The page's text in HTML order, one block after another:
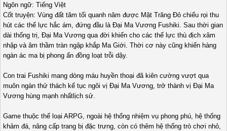
Ngôn ngữ: Tiếng Việt
Cốt truyện: Vùng đất tăm tối quanh năm được Mặt Trăng Đỏ chiếu rọi thu
hút các thế lực hắc ám, đứng đầu là Đại Ma Vương Fushiki. Sau thời gian
dài thống trị, Đại Ma Vương qua đời khiến cho các thế lực thù địch xâm
nhập và âm thầm tràn ngập khắp Ma Giới. Thời cơ này cũng khiến hàng
ngàn ác ma bị phong ấn đồng loạt trỗi dậy.
Con trai Fushiki mang dòng máu huyền thoại đã kiên cường vượt qua
muôn ngàn thử thách kế tục ngôi vị Đại Ma Vương, trở thành vị Đại Ma
Vương hùng mạnh nhấtlịch sử.
Game thuộc thể loại ARPG, ngoài hệ thống nhiệm vụ phong phú, hệ thống
khảm đá, nâng cấp trang bị đặc trưng, còn có thêm hệ thống trò chơi nhỏ,